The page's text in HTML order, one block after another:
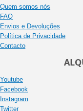
Quem somos nós
FAQ
Envios e Devoluções
Política de Privacidade
Contacto
Youtube
Facebook
Instagram
Twitter